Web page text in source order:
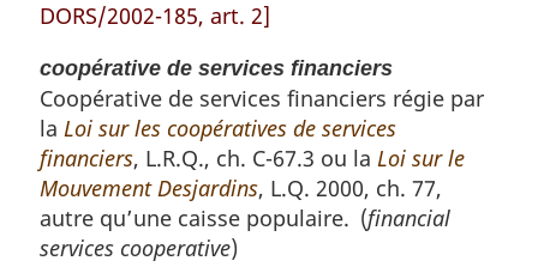
DORS/2002-185, art. 2]
coopérative de services financiers
Coopérative de services financiers régie par
la Loi sur les coopératives de services
financiers, L.R.Q., ch. C-67.3 ou la Loi sur le
Mouvement Desjardins, L.Q. 2000, ch. 77,
autre qu’une caisse populaire. (financial
services cooperative)